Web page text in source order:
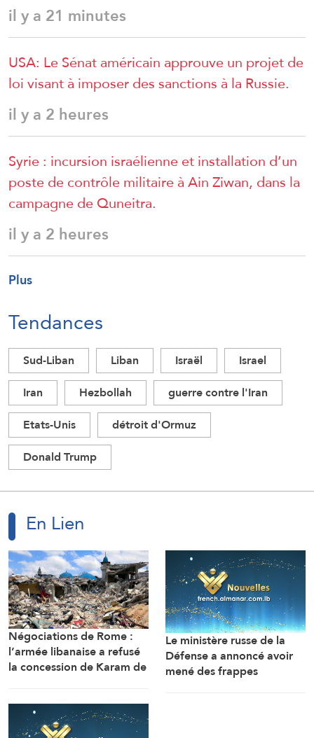
il y a 21 minutes
USA: Le Sénat américain approuve un projet de
loi visant à imposer des sanctions à la Russie.
il y a 2 heures
Syrie : incursion israélienne et installation d’un
poste de contrôle militaire à Ain Ziwan, dans la
campagne de Quneitra.
il y a 2 heures
Plus
Tendances
Sud-Liban Liban Israël
Israel
Iran
Hezbollah
guerre contre l'Iran
Etats-Unis
détroit d'Ormuz
Donald Trump
En Lien
Négociations de Rome :
l’armée libanaise a refusé
la concession de Karam de
du Litani
Le ministère russe de la
Défense a annoncé avoir
mené des frappes